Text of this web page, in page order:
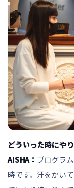
――どういった時にや
AISHA： プログラ
時です。汗をかい